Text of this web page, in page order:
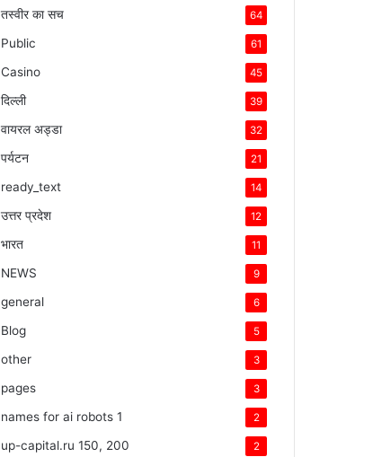
तस्वीर का सच 64
Public 61
Casino 45
दिल्ली 39
वायरल अड्डा 32
पर्यटन 21
ready_text 14
उत्तर प्रदेश 12
भारत 11
NEWS 9
general 6
Blog 5
other 3
pages 3
names for ai robots 1 2
up-capital.ru 150, 200 2